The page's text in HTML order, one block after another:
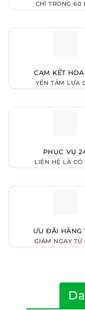
CHỈ TRONG 60
CAM KẾT
YÊN TÂM LỰA
PHỤC VỤ
LIÊN HỆ LÀ CÓ
ƯU ĐÃI HÀNG
GIẢM NGAY TỪ